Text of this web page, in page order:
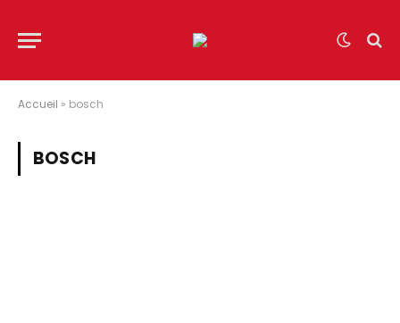
Accueil » bosch
BOSCH